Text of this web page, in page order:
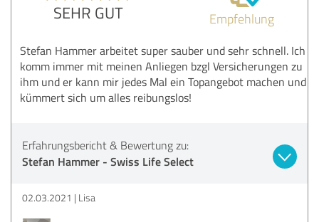
SEHR GUT Empfehlung
Stefan Hammer arbeitet super sauber und sehr schnell. Ich
komm immer mit meinen Anliegen bzgl Versicherungen zu
ihm und er kann mir jedes Mal ein Topangebot machen und
kümmert sich um alles reibungslos!
Erfahrungsbericht & Bewertung zu:
Stefan Hammer - Swiss Life Select
02.03.2021 Lisa